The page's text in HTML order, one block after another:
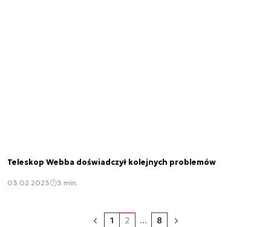
Teleskop Webba doświadczył kolejnych problemów
03.02.2023 3 min.
1 2 ... 8